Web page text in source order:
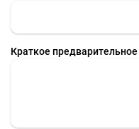
Краткое